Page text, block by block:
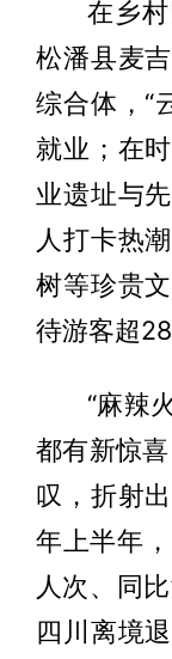
在乡
松潘县麦
综合体，“
就业；在
业遗址与
人打卡热
树等珍贵
待游客超
“麻辣
都有新惊
叹，折射
年上半年
人次、同
四川离境